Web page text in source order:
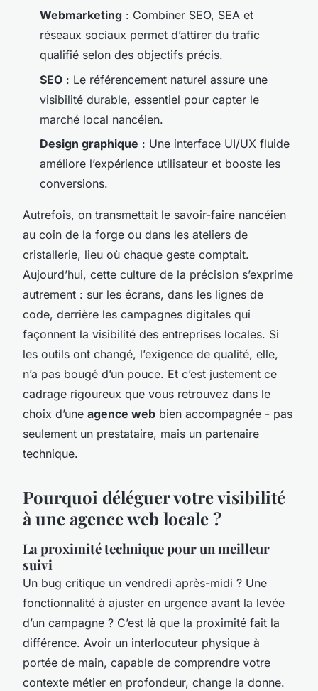
Webmarketing : Combiner SEO, SEA et
réseaux sociaux permet d’attirer du trafic
qualifié selon des objectifs précis.
SEO : Le référencement naturel assure une
visibilité durable, essentiel pour capter le
marché local nancéien.
Design graphique : Une interface UI/UX fluide
améliore l’expérience utilisateur et booste les
conversions.
Autrefois, on transmettait le savoir-faire nancéien
au coin de la forge ou dans les ateliers de
cristallerie, lieu où chaque geste comptait.
Aujourd’hui, cette culture de la précision s’exprime
autrement : sur les écrans, dans les lignes de
code, derrière les campagnes digitales qui
façonnent la visibilité des entreprises locales. Si
les outils ont changé, l’exigence de qualité, elle,
n’a pas bougé d’un pouce. Et c’est justement ce
cadrage rigoureux que vous retrouvez dans le
choix d’une agence web bien accompagnée - pas
seulement un prestataire, mais un partenaire
technique.
Pourquoi déléguer votre visibilité
à une agence web locale ?
La proximité technique pour un meilleur
suivi
Un bug critique un vendredi après-midi ? Une
fonctionnalité à ajuster en urgence avant la levée
d’un campagne ? C’est là que la proximité fait la
différence. Avoir un interlocuteur physique à
portée de main, capable de comprendre votre
contexte métier en profondeur, change la donne.